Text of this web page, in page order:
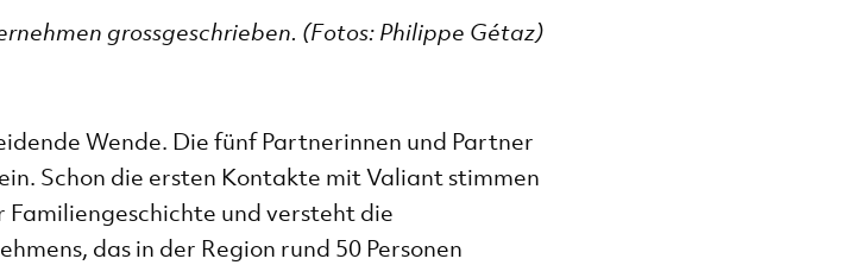
grossgeschrieben. (Fotos: Philippe Gétaz)
Wende. Die fünf Partnerinnen und Partner
Schon die ersten Kontakte mit Valiant stimmen
und versteht die
das in der Region rund 50 Personen